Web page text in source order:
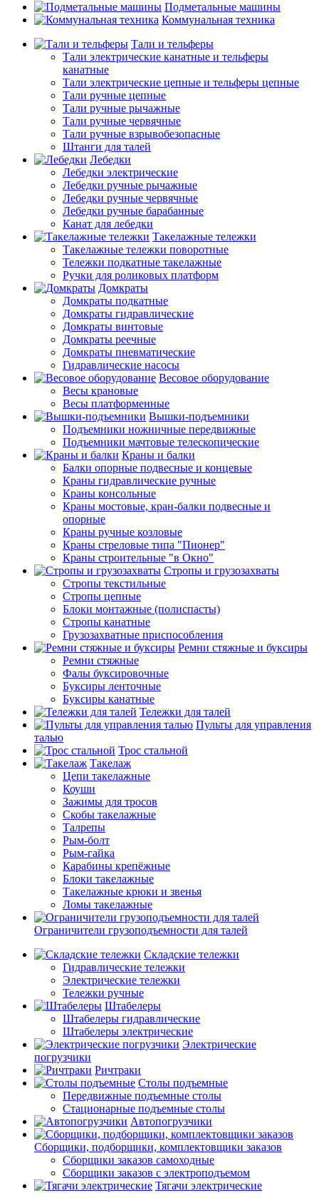
Подметальные машины
Коммунальная техника
Тали и тельферы
Тали электрические канатные и тельферы
канатные
Тали электрические цепные и тельферы цепные
Тали ручные цепные
Тали ручные рычажные
Тали ручные червячные
Тали ручные взрывобезопасные
Штанги для талей
Лебедки
Лебедки электрические
Лебедки ручные рычажные
Лебедки ручные червячные
Лебедки ручные барабанные
Канат для лебедки
Такелажные тележки
Такелажные тележки поворотные
Тележки подкатные такелажные
Ручки для роликовых платформ
Домкраты
Домкраты подкатные
Домкраты гидравлические
Домкраты винтовые
Домкраты реечные
Домкраты пневматические
Гидравлические насосы
Весовое оборудование
Весы крановые
Весы платформенные
Вышки-подъемники
Подъемники ножничные передвижные
Подъемники мачтовые телескопические
Краны и балки
Балки опорные подвесные и концевые
Краны гидравлические ручные
Краны консольные
Краны мостовые, кран-балки подвесные и
опорные
Краны ручные козловые
Краны стреловые типа "Пионер"
Краны строительные "в Окно"
Стропы и грузозахваты
Стропы текстильные
Стропы цепные
Блоки монтажные (полиспасты)
Стропы канатные
Грузозахватные приспособления
Ремни стяжные и буксиры
Ремни стяжные
Фалы буксировочные
Буксиры ленточные
Буксиры канатные
Тележки для талей
Пульты для управления
талью
Трос стальной
Такелаж
Цепи такелажные
Коуши
Зажимы для тросов
Скобы такелажные
Талрепы
Рым-болт
Рым-гайка
Карабины крепёжные
Блоки такелажные
Такелажные крюки и звенья
Ломы такелажные
Ограничители грузоподъемности для талей
Складские тележки
Гидравлические тележки
Электрические тележки
Тележки ручные
Штабелеры
Штабелеры гидравлические
Штабелеры электрические
Электрические
погрузчики
Ричтраки
Столы подъемные
Передвижные подъемные столы
Стационарные подъемные столы
Автопогрузчики
Сборщики, подборщики, комплектовщики заказов
Сборщики заказов самоходные
Сборщики заказов с электроподъемом
Тягачи электрические